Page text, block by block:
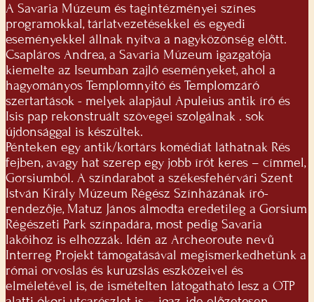
A Savaria Múzeum és tagintézményei színes
programokkal, tárlatvezetésekkel és egyedi
eseményekkel állnak nyitva a nagyközönség előtt.
Csapláros Andrea, a Savaria Múzeum igazgatója
kiemelte az Iseumban zajló eseményeket, ahol a
hagyományos Templomnyitó és Templomzáró
szertartások - melyek alapjául Apuleius antik író és
Isis pap rekonstruált szövegei szolgálnak . sok
újdonsággal is készültek.
Pénteken egy antik/kortárs komédiát láthatnak Rés
fejben, avagy hat szerep egy jobb írót keres – címmel,
Gorsiumból. A színdarabot a székesfehérvári Szent
István Király Múzeum Régész Színházának író-
rendezője, Matuz János álmodta eredetileg a Gorsium
Régészeti Park színpadára, most pedig Savaria
lakóihoz is elhozzák. Idén az Archeoroute nevű
Interreg Projekt támogatásával megismerkedhetünk a
római orvoslás és kuruzslás eszközeivel és
elméletével is, de ismételten látogatható lesz a OTP